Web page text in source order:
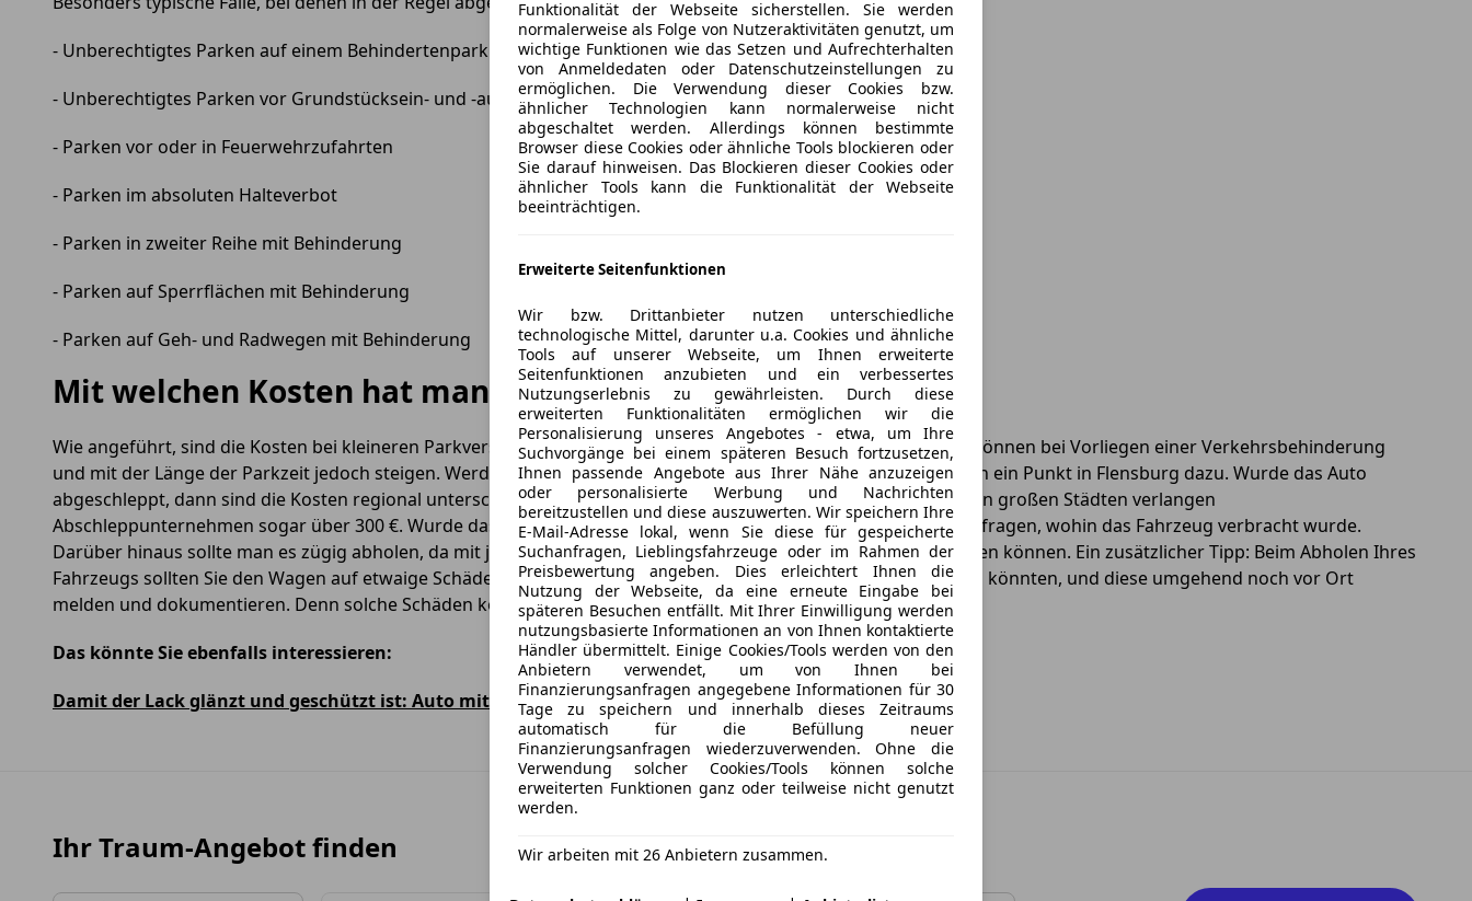
- Unberechtigtes Parken auf einem Behindertenparkplatz
- Unberechtigtes Parken vor Grundstücksein- und -ausfahrten
- Parken vor oder in Feuerwehrzufahrten
- Parken im absoluten Halteverbot
- Parken in zweiter Reihe mit Behinderung
- Parken auf Sperrflächen mit Behinderung
- Parken auf Geh- und Radwegen mit Behinderung
Mit welchen Kosten hat man als Autofahrer zu rechnen?
Wie angeführt, sind die Kosten bei kleineren Parkverstößen meist im Bereich von unter 50 € angesiedelt. Diese können bei Vorliegen einer Verkehrsbehinderung
und mit der Länge der Parkzeit jedoch steigen. Werden Rettungs- oder Einsatzfahrzeuge behindert, kommt auch ein Punkt in Flensburg dazu. Wurde das Auto
abgeschleppt, dann sind die Kosten regional unterschiedlich. In kleineren Städten betragen sie bis zu 150 Euro, in großen Städten verlangen
Abschleppunternehmen sogar über 300 €. Wurde das Auto abgeschleppt, sollte man schnell bei der Polizei nachfragen, wohin das Fahrzeug verbracht wurde.
Darüber hinaus sollte man es zügig abholen, da mit jedem Tag auf dem Abschlepphof die Kosten weiter ansteigen können. Ein zusätzlicher Tipp: Beim Abholen Ihres
Fahrzeugs sollten Sie den Wagen auf etwaige Schäden überprüfen, die beim Abschleppvorgang entstanden sein könnten, und diese umgehend noch vor Ort
melden und dokumentieren. Denn solche Schäden können Sie beim Abschleppunternehmen geltend machen.
Das könnte Sie ebenfalls interessieren:
Damit der Lack glänzt und geschützt ist: Auto mit Hartwachs pflegen
Ihr Traum-Angebot finden
Funktionalität der Webseite sicherstellen. Sie werden
normalerweise als Folge von Nutzeraktivitäten genutzt, um
wichtige Funktionen wie das Setzen und Aufrechterhalten
von Anmeldedaten oder Datenschutzeinstellungen zu
ermöglichen. Die Verwendung dieser Cookies bzw.
ähnlicher Technologien kann normalerweise nicht
abgeschaltet werden. Allerdings können bestimmte
Browser diese Cookies oder ähnliche Tools blockieren oder
Sie darauf hinweisen. Das Blockieren dieser Cookies oder
ähnlicher Tools kann die Funktionalität der Webseite
beeinträchtigen.
Erweiterte Seitenfunktionen
Wir bzw. Drittanbieter nutzen unterschiedliche
technologische Mittel, darunter u.a. Cookies und ähnliche
Tools auf unserer Webseite, um Ihnen erweiterte
Seitenfunktionen anzubieten und ein verbessertes
Nutzungserlebnis zu gewährleisten. Durch diese
erweiterten Funktionalitäten ermöglichen wir die
Personalisierung unseres Angebotes - etwa, um Ihre
Suchvorgänge bei einem späteren Besuch fortzusetzen,
Ihnen passende Angebote aus Ihrer Nähe anzuzeigen
oder personalisierte Werbung und Nachrichten
bereitzustellen und diese auszuwerten. Wir speichern Ihre
E-Mail-Adresse lokal, wenn Sie diese für gespeicherte
Suchanfragen, Lieblingsfahrzeuge oder im Rahmen der
Preisbewertung angeben. Dies erleichtert Ihnen die
Nutzung der Webseite, da eine erneute Eingabe bei
späteren Besuchen entfällt. Mit Ihrer Einwilligung werden
nutzungsbasierte Informationen an von Ihnen kontaktierte
Händler übermittelt. Einige Cookies/Tools werden von den
Anbietern verwendet, um von Ihnen bei
Finanzierungsanfragen angegebene Informationen für 30
Tage zu speichern und innerhalb dieses Zeitraums
automatisch für die Befüllung neuer
Finanzierungsanfragen wiederzuverwenden. Ohne die
Verwendung solcher Cookies/Tools können solche
erweiterten Funktionen ganz oder teilweise nicht genutzt
werden.
Wir arbeiten mit 26 Anbietern zusammen.